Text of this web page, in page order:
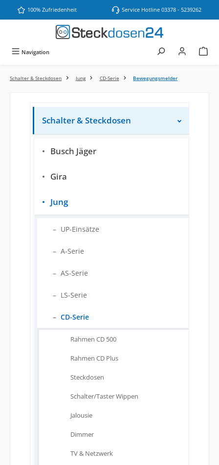
Zum Hauptinhalt springen
100% Zufriedenheit Service Hotline 03378 - 5239262
Navigation
Schalter & Steckdosen Jung CD-Serie Bewegungsmelder
Schalter & Steckdosen
Busch Jäger
Gira
Jung
UP-Einsätze
A-Serie
AS-Serie
LS-Serie
CD-Serie
Rahmen CD 500
Rahmen CD Plus
Steckdosen
Schalter/Taster Wippen
Jalousie
Dimmer
TV & Netzwerk